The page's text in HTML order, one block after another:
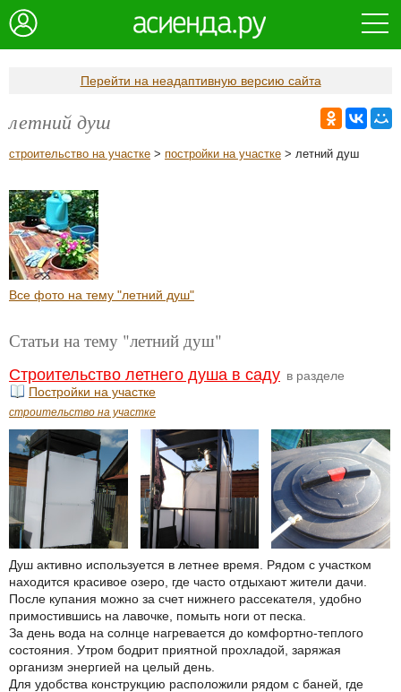
Перейти на неадаптивную версию сайта
летний душ
строительство на участке > постройки на участке > летний душ
Все фото на тему "летний душ"
Статьи на тему "летний душ"
Строительство летнего душа в саду в разделе
Постройки на участке
строительство на участке
Душ активно используется в летнее время. Рядом с участком
находится красивое озеро, где часто отдыхают жители дачи.
После купания можно за счет нижнего рассекателя, удобно
примостившись на лавочке, помыть ноги от песка.
За день вода на солнце нагревается до комфортно-теплого
состояния. Утром бодрит приятной прохладой, заряжая
организм энергией на целый день.
Для удобства конструкцию расположили рядом с баней, где